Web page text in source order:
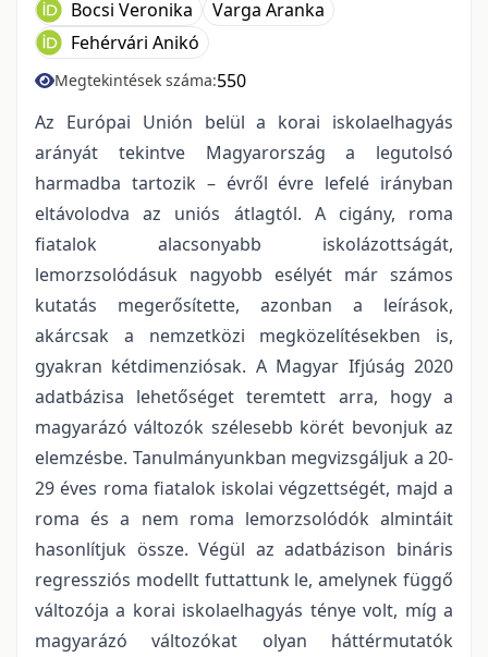
Bocsi Veronika
Varga Aranka
Fehérvári Anikó
Megtekintések száma:550
Az Európai Unión belül a korai iskolaelhagyás
arányát tekintve Magyarország a legutolsó
harmadba tartozik – évről évre lefelé irányban
eltávolodva az uniós átlagtól. A cigány, roma
fiatalok alacsonyabb iskolázottságát,
lemorzsolódásuk nagyobb esélyét már számos
kutatás megerősítette, azonban a leírások,
akárcsak a nemzetközi megközelítésekben is,
gyakran kétdimenziósak. A Magyar Ifjúság 2020
adatbázisa lehetőséget teremtett arra, hogy a
magyarázó változók szélesebb körét bevonjuk az
elemzésbe. Tanulmányunkban megvizsgáljuk a 20-
29 éves roma fiatalok iskolai végzettségét, majd a
roma és a nem roma lemorzsolódók almintáit
hasonlítjuk össze. Végül az adatbázison bináris
regressziós modellt futtattunk le, amelynek függő
változója a korai iskolaelhagyás ténye volt, míg a
magyarázó változókat olyan háttérmutatók